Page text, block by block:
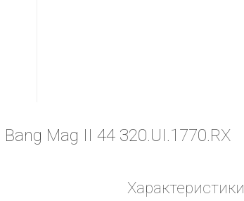
Mag II 44 320.UI.1770.RX
Характеристики